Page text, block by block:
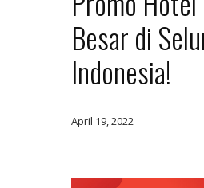
Besar di
Indonesia!
April 19, 2022